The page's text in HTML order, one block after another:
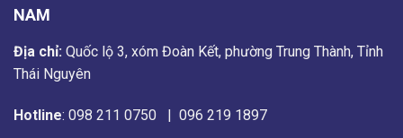
NAM
Địa chỉ: Quốc lộ 3, xóm Đoàn Kết, phường Trung Thành, Tỉnh
Thái Nguyên
Hotline: 098 211 0750 | 096 219 1897